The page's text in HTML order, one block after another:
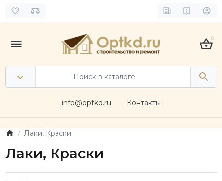
0
info@optkd.ru Контакты
Лаки, Краски
Лаки, Краски